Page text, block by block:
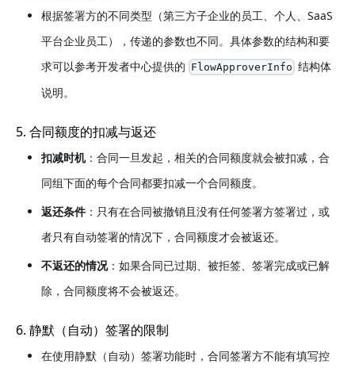
根据签署方的不同类型（第三方子企业的员工、个人、SaaS
平台企业员工），传递的参数也不同。具体参数的结构和要
求可以参考开发者中心提供的 FlowApproverInfo 结构体
说明。
5. 合同额度的扣减与返还
扣减时机：合同一旦发起，相关的合同额度就会被扣减，合
同组下面的每个合同都要扣减一个合同额度。
返还条件 ：只有在合同被撤销且没有任何签署方签署过，或
者只有自动签署的情况下，合同额度才会被返还。
不返还的情况：如果合同已过期、被拒签、签署完成或已解
除，合同额度将不会被返还。
6. 静默（自动）签署的限制
在使用静默（自动）签署功能时，合同签署方不能有填写控